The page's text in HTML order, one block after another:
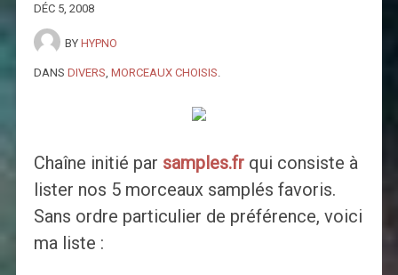
DÉC 5, 2008
BY HYPNO
DANS DIVERS MORCEAUX CHOISIS
Chaîne initié par samples.frqui consiste à
lister nos 5 morceaux samplés favoris.
Sans ordre particulier de préférence, voici
ma liste :